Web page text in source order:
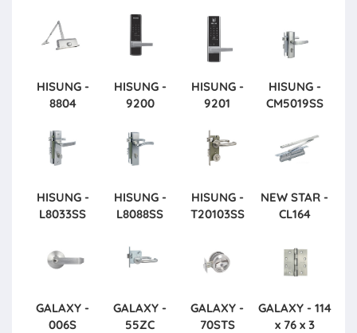
HISUNG -
8804
HISUNG -
9200
HISUNG -
9201
HISUNG -
CM5019SS
HISUNG -
L8033SS
HISUNG -
L8088SS
HISUNG -
T20103SS
NEW STAR -
CL164
GALAXY -
006S
GALAXY -
55ZC
GALAXY -
70STS
GALAXY - 114
x 76 x 3